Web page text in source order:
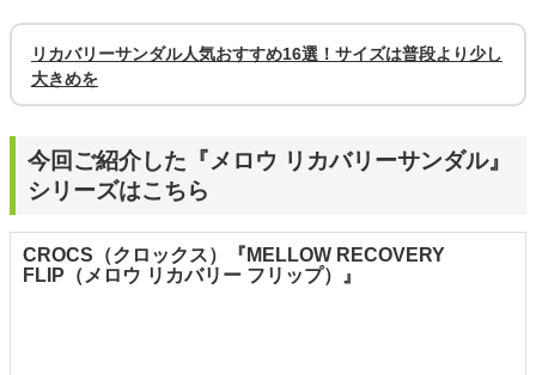
リカバリーサンダル人気おすすめ16選！サイズは普段より少し
大きめを
今回ご紹介した『メロウ リカバリーサンダル』
シリーズはこちら
CROCS（クロックス）『MELLOW RECOVERY
FLIP（メロウ リカバリー フリップ）』